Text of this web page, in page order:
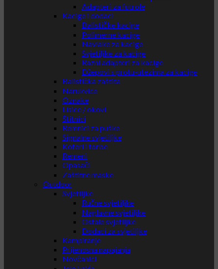
Adapteri za futrole
Kacige i dodaci
Balističke kacige
Polimerne kacige
Navlake za kacige
Svjetiljke za kacige
Razni adapteri za kacige
Džepovi s protu-utezima za kacige
Balistička zaštita
Narukvice
Oznake
Lisice / okovi
Štitnici
Remnici za puške
Signalne svjetiljke
Koferi i torbe
Remeni
Opasači
Zaštitne maske
Outdoor
Svjetiljke
Ručne svjetiljke
Naglavne svjetiljke
Ostale svjetiljke
Dodaci za svjetiljke
Kampiranje
Prijenosna napajanja
Novčanici